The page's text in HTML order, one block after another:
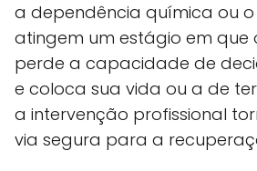
a dependência química ou
atingem um estágio em que
perde a capacidade de
e coloca sua vida ou a de
a intervenção profissional
via segura para a